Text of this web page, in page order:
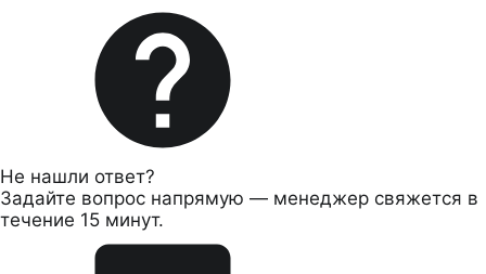
Не нашли ответ?
Задайте вопрос напрямую — менеджер свяжется в
течение 15 минут.